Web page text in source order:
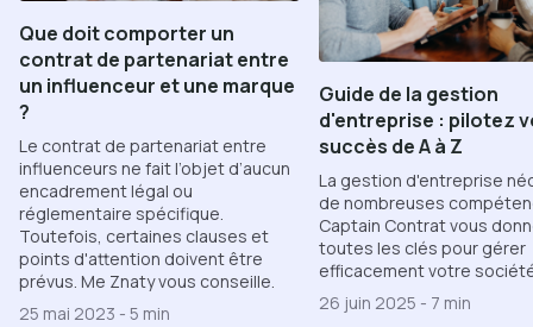
Que doit comporter un
contrat de partenariat entre
un influenceur et une marque
?
Le contrat de partenariat entre
influenceurs ne fait l’objet d’aucun
encadrement légal ou
réglementaire spécifique.
Toutefois, certaines clauses et
points d'attention doivent être
prévus. Me Znaty vous conseille.
25 mai 2023 - 5 min
Guide de la gestion
d'entreprise : pilotez
succès de A à Z
La gestion d'entreprise
de nombreuses
Captain Contrat vous
toutes les clés pour gérer
efficacement votre
26 juin 2025 - 7 min